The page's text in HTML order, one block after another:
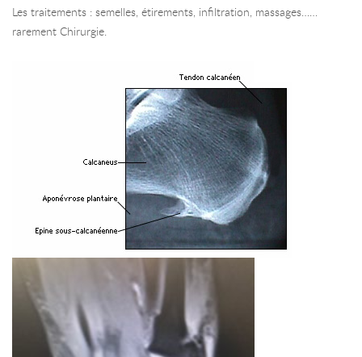
Les traitements : semelles, étirements, infiltration, massages……
rarement Chirurgie.